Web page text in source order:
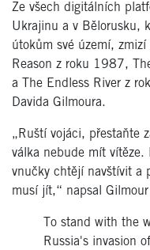
Ze všech digitálních
Ukrajinu a v Bělorusku,
útokům své území,
Reason z roku 1987,
a The Endless River z
Davida Gilmoura.
„Ruští vojáci, přestaňte
válka nebude mít vítěze.
vnučky chtějí navštívit a
musí jít,“ napsal
To stand with the
Russia's invasion